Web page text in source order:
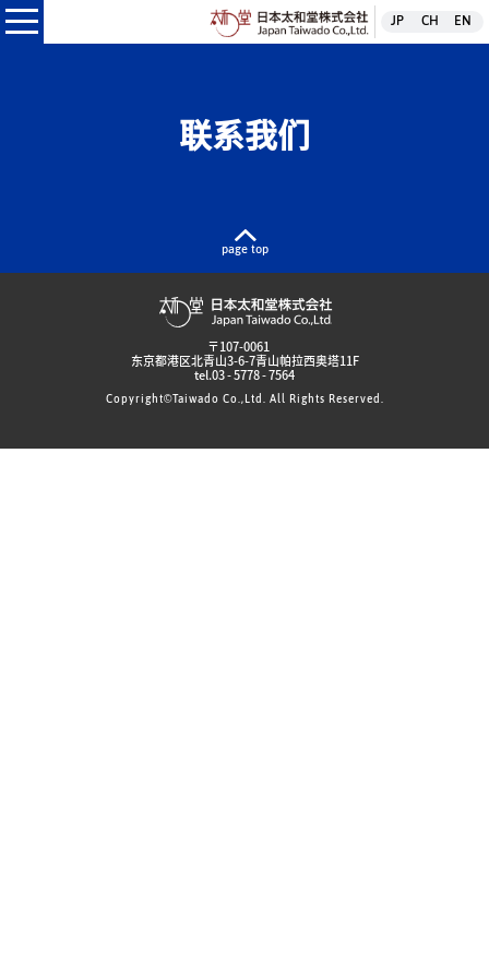
日本太和堂株
太和堂株式会社
JP CH EN
联系我们
page top
〒107-0061
东京都港区北青山3-6-7青山帕拉西奥塔11F
tel.03 - 5778 - 7564
Copyright©Taiwado Co.,Ltd. All Rights Reserved.